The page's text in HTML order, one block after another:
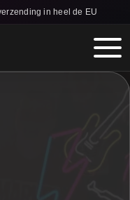
in heel de EU